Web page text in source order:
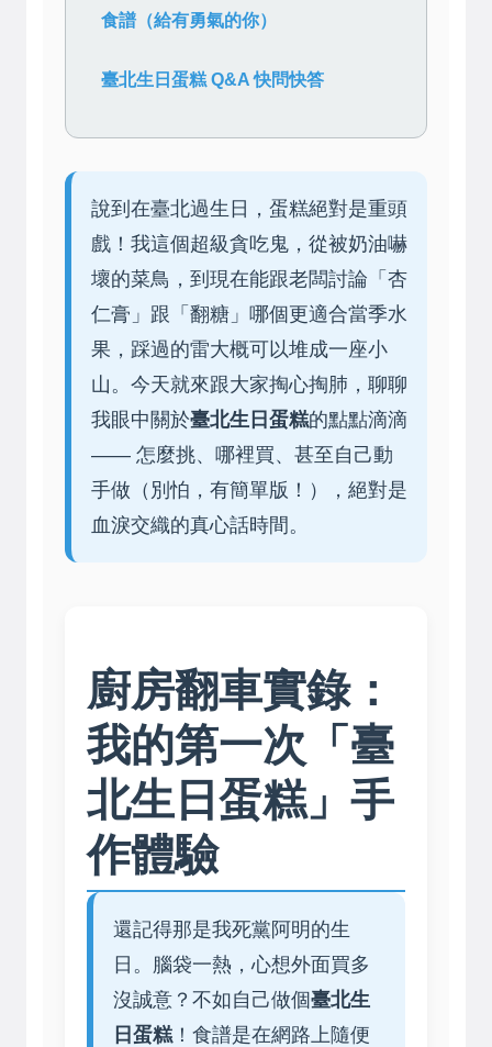
食譜（給有勇氣的你）
臺北生日蛋糕 Q&A 快問快答
說到在臺北過生日，蛋糕絕對是重頭
戲！我這個超級貪吃鬼，從被奶油嚇
壞的菜鳥，到現在能跟老闆討論「杏
仁膏」跟「翻糖」哪個更適合當季水
果，踩過的雷大概可以堆成一座小
山。今天就來跟大家掏心掏肺，聊聊
我眼中關於臺北生日蛋糕的點點滴滴
—— 怎麼挑、哪裡買、甚至自己動
手做（別怕，有簡單版！），絕對是
血淚交織的真心話時間。
廚房翻車實錄：
我的第一次「臺
北生日蛋糕」手
作體驗
還記得那是我死黨阿明的生
日。腦袋一熱，心想外面買多
沒誠意？不如自己做個臺北生
日蛋糕！食譜是在網路上隨便